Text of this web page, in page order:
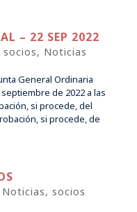
– 22 SEP 2022
socios, Noticias
General Ordinaria
de 2022 a las
si procede, del
si procede, de
Noticias, socios